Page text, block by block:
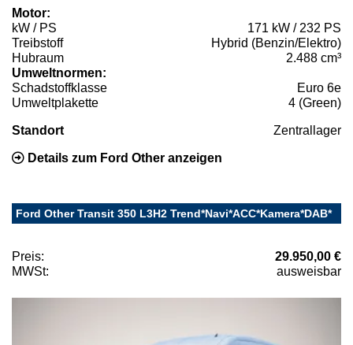
Motor:
kW / PS
171 kW / 232 PS
Treibstoff
Hybrid (Benzin/Elektro)
Hubraum
2.488 cm³
Umweltnormen:
Schadstoffklasse
Euro 6e
Umweltplakette
4 (Green)
Standort Zentrallager
Details zum Ford Other anzeigen
Ford Other Transit 350 L3H2 Trend*Navi*ACC*Kamera*DAB*
Preis:
29.950,00 €
MWSt:
ausweisbar